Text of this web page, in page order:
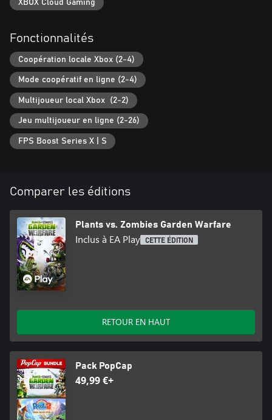
XBOX Cloud Gaming
Fonctionnalités
Coopération locale Xbox (2-4)
Mode coopératif en ligne (2-4)
Multijoueur local Xbox (2-2)
Jeu multijoueur en ligne (2-26)
FPS Boost Series X | S
Comparer les éditions
Plants vs. Zombies Garden Warfare
Inclus à EA Play CETTE ÉDITION
RETOUR EN HAUT
Pack PopCap
49,99 €+